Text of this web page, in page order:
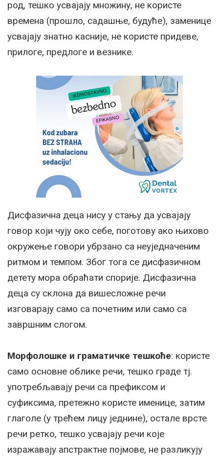
род, тешко усвајају множину, не користе
времена (прошло, садашње, будуће), заменице
усвајају знатно касније, не користе придеве,
прилоге, предлоге и везнике.
Дисфазична деца нису у стању да усвајају
говор који чују око себе, поготову ако њихово
окружење говори убрзано са неуједначеним
ритмом и темпом. Због тога се дисфазичном
детету мора обраћати спорије. Дисфазична
деца су склона да вишесложне речи
изговарају само са почетним или само са
завршним слогом.
Морфолошке и граматичке тешкоће: користе
само основне облике речи, тешко граде тј.
употребљавају речи са префиксом и
суфиксима, претежно користе именице, затим
глаголе (у трећем лицу једнине), остале врсте
речи ретко, тешко усвајају речи које
изражавају апстрактне појмове, не разликују